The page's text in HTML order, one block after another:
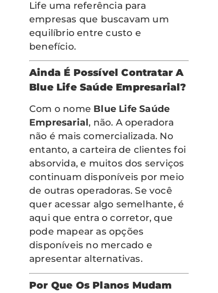
Life uma referência para
empresas que buscavam um
equilíbrio entre custo e
benefício.
Ainda É Possível Contratar A
Blue Life Saúde Empresarial?
Com o nome Blue Life Saúde
Empresarial, não. A operadora
não é mais comercializada. No
entanto, a carteira de clientes foi
absorvida, e muitos dos serviços
continuam disponíveis por meio
de outras operadoras. Se você
quer acessar algo semelhante, é
aqui que entra o corretor, que
pode mapear as opções
disponíveis no mercado e
apresentar alternativas.
Por Que Os Planos Mudam